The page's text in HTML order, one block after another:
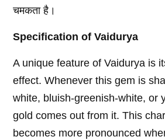
चमकता है।
Specification of Vaidurya
A unique feature of Vaidurya is
effect. Whenever this gem is
white, bluish-greenish-white, or
gold comes out from it. This
becomes more pronounced